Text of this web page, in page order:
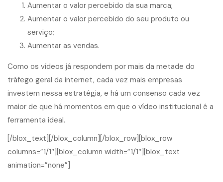
Aumentar o valor percebido da sua marca;
Aumentar o valor percebido do seu produto ou
serviço;
Aumentar as vendas.
Como os vídeos já respondem por mais da metade do
tráfego geral da internet, cada vez mais empresas
investem nessa estratégia, e há um consenso cada vez
maior de que há momentos em que o vídeo institucional é a
ferramenta ideal.
[/blox_text][/blox_column][/blox_row][blox_row
columns=”1/1″][blox_column width=”1/1″][blox_text
animation=”none”]